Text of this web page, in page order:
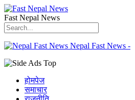
Fast Nepal News
Nepal Fast News -
होमपेज
समाचार